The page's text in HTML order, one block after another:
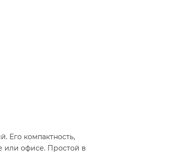
Его компактность,
или офисе. Простой в